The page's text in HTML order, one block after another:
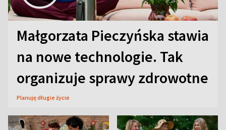
Małgorzata Pieczyńska stawia
na nowe technologie. Tak
organizuje sprawy zdrowotne
Planuję długie życie